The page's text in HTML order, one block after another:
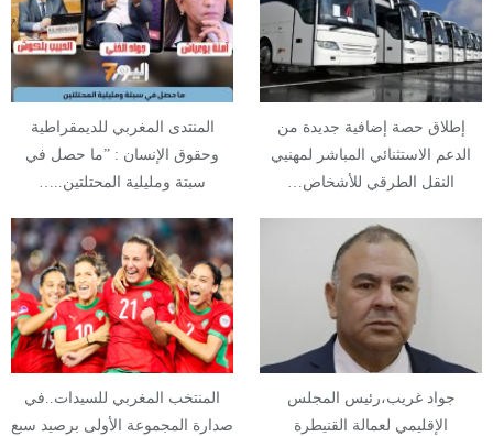
إطلاق حصة إضافية جديدة من
الدعم الاستثنائي المباشر لمهنيي
النقل الطرقي للأشخاص…
المنتدى المغربي للديمقراطية
وحقوق الإنسان : ”ما حصل في
سبتة ومليلية المحتلتين..…
جواد غريب،رئيس المجلس
الإقليمي لعمالة القنيطرة
المنتخب المغربي للسيدات..في
صدارة المجموعة الأولى برصيد سبع